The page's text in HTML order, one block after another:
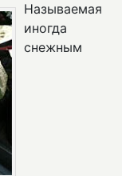
Называемая
иногда
снежным